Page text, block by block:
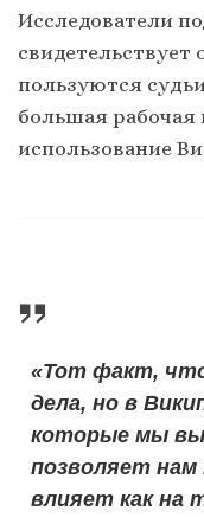
Исследователи
пользуются
большая рабочая
использование
«Тот факт,
дела, но в
которые мы
позволяет нам
влияет как на